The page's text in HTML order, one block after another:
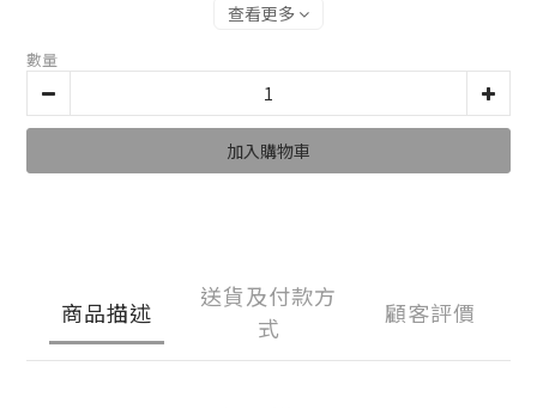
查看更多
數量
加入購物車
商品描述
送貨及付款方
式
顧客評價